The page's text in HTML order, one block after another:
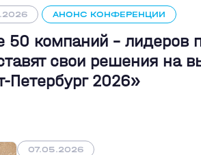
АНОНС КОНФЕРЕНЦИИ
50 компаний - лидеров
свои решения на
Петербург 2026»
07.05.2026